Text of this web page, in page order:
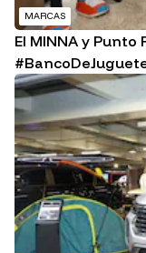
MARCAS
El MINNA y